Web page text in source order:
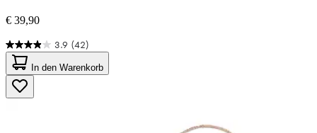
€ 39,90
3.9 (42)
3.9
von
5
Sternen.
42
In den Warenkorb